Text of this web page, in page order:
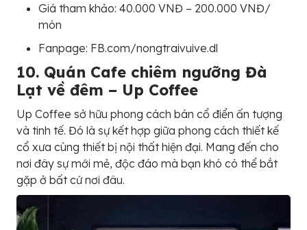
Giá tham khảo: 40.000 VNĐ – 200.000 VNĐ/
món
Fanpage: FB.com/nongtraivuive.dl
10. Quán Cafe chiêm ngưỡng Đà
Lạt về đêm – Up Coffee
Up Coffee sở hữu phong cách bán cổ điển ấn tượng
và tinh tế. Đó là sự kết hợp giữa phong cách thiết kế
cổ xưa cùng thiết bị nội thất hiện đại. Mang đến cho
nơi đây sự mới mẻ, độc đáo mà bạn khó có thể bắt
gặp ở bất cứ nơi đâu.